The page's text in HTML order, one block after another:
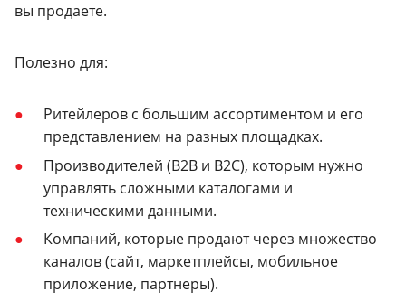
вы продаете.
Полезно для:
Ритейлеров с большим ассортиментом и его
представлением на разных площадках.
Производителей (B2B и B2C), которым нужно
управлять сложными каталогами и
техническими данными.
Компаний, которые продают через множество
каналов (сайт, маркетплейсы, мобильное
приложение, партнеры).